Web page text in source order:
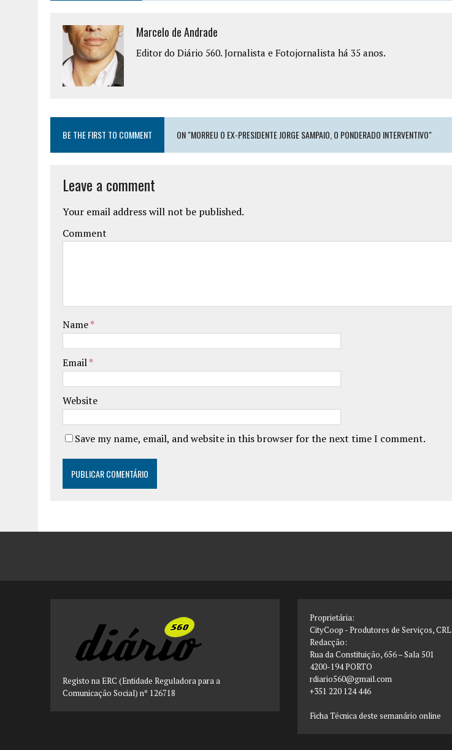
Marcelo de Andrade
Editor do Diário 560. Jornalista e Fotojornalista há 35 anos.
BE THE FIRST TO COMMENT ON "MORREU O EX-PRESIDENTE JORGE SAMPAIO, O PONDERADO INTERVENTIVO"
Leave a comment
Your email address will not be published.
Comment
Name*
Email*
Website
Save my name, email, and website in this browser for the next time I comment.
Registo na ERC (Entidade Reguladora para a
Comunicação Social) nº 126718
Proprietária:
CityCoop - Produtores de Serviços, CRL
Redacção:
Rua da Constituição, 656 – Sala 501
4200-194 PORTO
rdiario560@gmail.com
+351 220 124 446
Ficha Técnica deste semanário online